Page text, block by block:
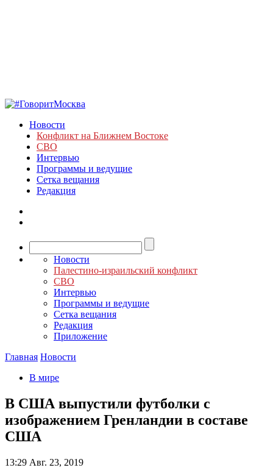
Новости
Конфликт на Ближнем Востоке
СВО
Интервью
Программы и ведущие
Сетка вещания
Редакция
Новости
Палестино-израильский конфликт
СВО
Интервью
Программы и ведущие
Сетка вещания
Редакция
Приложение
Главная Новости
В мире
В США выпустили футболки с
изображением Гренландии в составе
США
13:29 Авг. 23, 2019